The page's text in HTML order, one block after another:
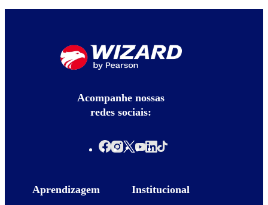
Acompanhe nossas
redes sociais:
Aprendizagem Institucional